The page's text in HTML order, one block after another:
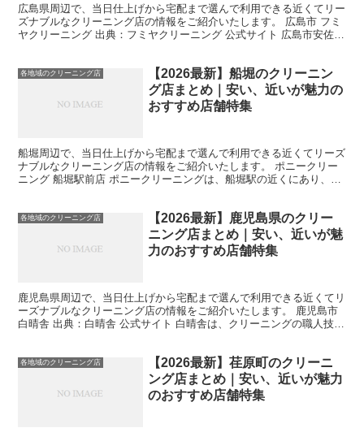
広島県周辺で、当日仕上げから宅配まで選んで利用できる近くてリー
ズナブルなクリーニング店の情報をご紹介いたします。 広島市 フミ
ヤクリーニング 出典：フミヤクリーニング 公式サイト 広島市安佐南
各地域のクリーニング店
【2026最新】船堀のクリーニン
グ店まとめ｜安い、近いが魅力の
おすすめ店舗特集
船堀周辺で、当日仕上げから宅配まで選んで利用できる近くてリーズ
ナブルなクリーニング店の情報をご紹介いたします。 ポニークリー
ニング 船堀駅前店 ポニークリーニングは、船堀駅の近くにあり、江
各地域のクリーニング店
【2026最新】鹿児島県のクリー
ニング店まとめ｜安い、近いが魅
力のおすすめ店舗特集
鹿児島県周辺で、当日仕上げから宅配まで選んで利用できる近くてリ
ーズナブルなクリーニング店の情報をご紹介いたします。 鹿児島市
白晴舎 出典：白晴舎 公式サイト 白晴舎は、クリーニングの職人技と
各地域のクリーニング店
【2026最新】荏原町のクリーニ
ング店まとめ｜安い、近いが魅力
のおすすめ店舗特集